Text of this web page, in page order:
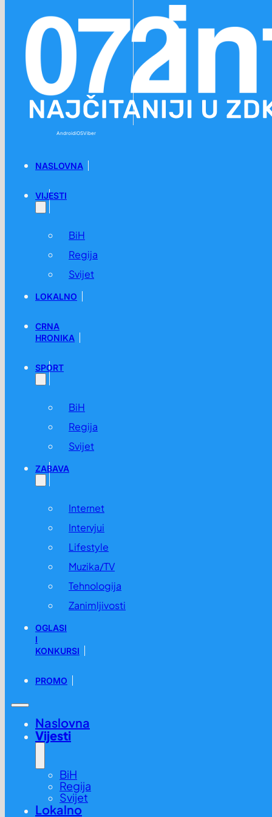
AndroidiOSViber
NASLOVNA
VIJESTI
BiH
Regija
Svijet
LOKALNO
CRNA
HRONIKA
SPORT
BiH
Regija
Svijet
ZABAVA
Internet
Intervjui
Lifestyle
Muzika/TV
Tehnologija
Zanimljivosti
OGLASI
I
KONKURSI
PROMO
Naslovna
Vijesti
BiH
Regija
Svijet
Lokalno